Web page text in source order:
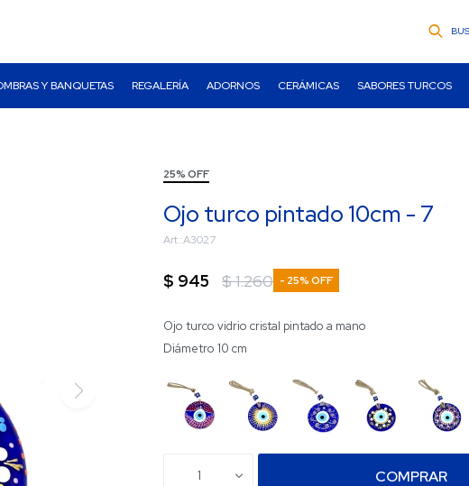
Y BANQUETAS REGALERÍA ADORNOS CERÁMICAS SABORES TURCOS
25% OFF
Ojo turco pintado 10cm - 7
A3027
$ 945 $1.260 25
Ojo turco vidrio cristal pintado a mano
Diámetro 10 cm
1 COMPRAR